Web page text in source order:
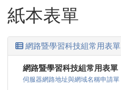
紙本表單
網路暨學習科技組常用表單
網路暨學習科技組常用表單
伺服器網路地址與網域名稱申請單